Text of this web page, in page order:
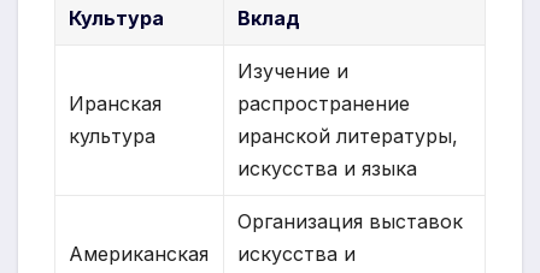
Культура Вклад
Иранская
культура
Изучение и
распространение
иранской литературы,
искусства и языка
Американская
Организация выставок
искусства и